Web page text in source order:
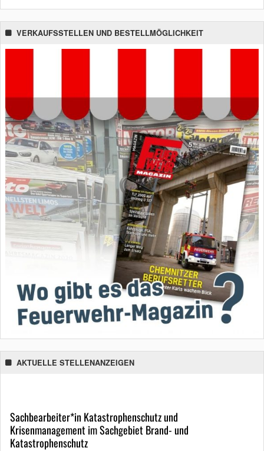
VERKAUFSSTELLEN UND BESTELLMÖGLICHKEIT
AKTUELLE STELLENANZEIGEN
Sachbearbeiter*in Katastrophenschutz und
Krisenmanagement im Sachgebiet Brand- und
Katastrophenschutz